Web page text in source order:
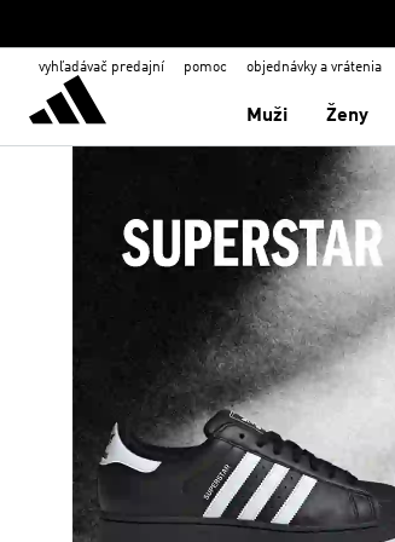
vyhľadávač predajní pomoc objednávky a vrátenia
Muži Ženy